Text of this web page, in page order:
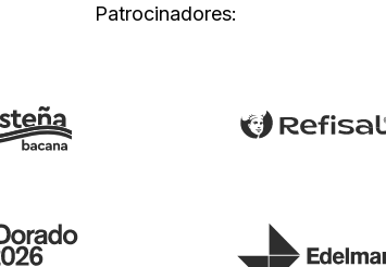
Patrocinadores: